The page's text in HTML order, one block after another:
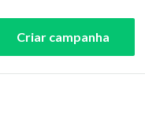
Criar campanha